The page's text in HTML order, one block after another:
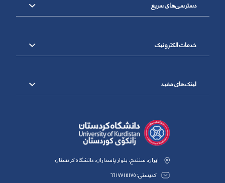
دسترسی‌های سریع
خدمات الکترونیک
لینک‌های مفید
ایران، سنندج، بلوار پاسداران، دانشگاه کردستان
کدپستی: 6617715175